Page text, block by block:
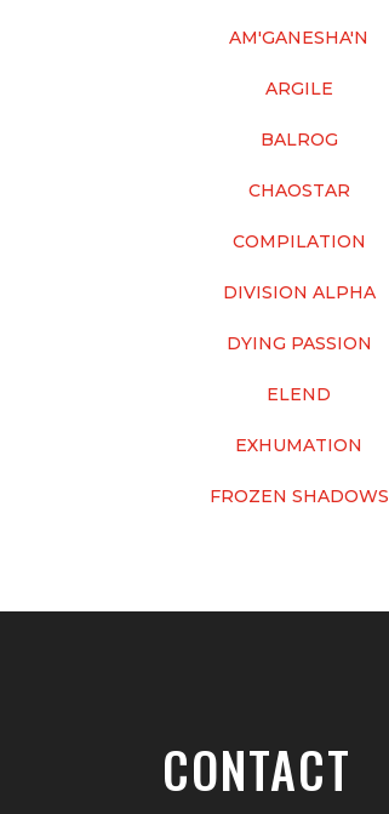
AM'GANESHA'N
ARGILE
BALROG
CHAOSTAR
COMPILATION
DIVISION ALPHA
DYING PASSION
ELEND
EXHUMATION
FROZEN SHADOWS
CONTACT